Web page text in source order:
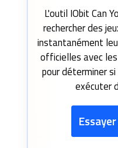
L'outil IObit Can
rechercher des
instantanément
officielles avec
pour déterminer
exécuter